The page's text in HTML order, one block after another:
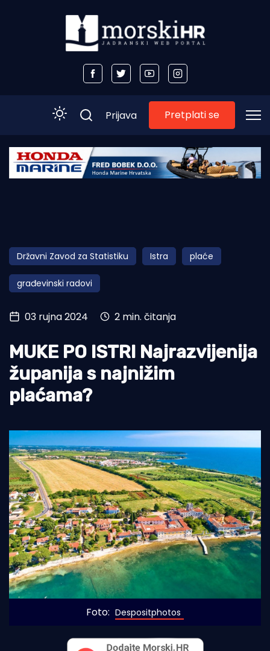
Početna
Obala
Otoci
Turizam i nautika
Pomorstvo
Ekologija
Tradicija i kultura
Prijava Pretplati se
Državni Zavod za Statistiku Istra plaće
građevinski radovi
03 rujna 2024 2 min. čitanja
MUKE PO ISTRI Najrazvijenija
županija s najnižim
plaćama?
Foto: Despositphotos